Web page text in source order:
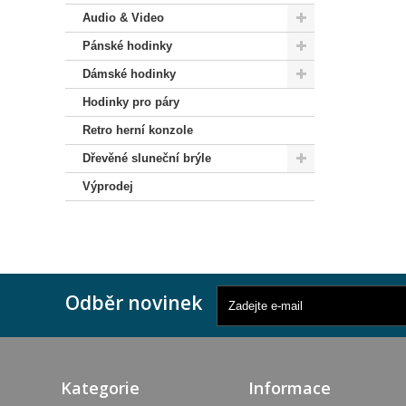
Audio & Video
Pánské hodinky
Dámské hodinky
Hodinky pro páry
Retro herní konzole
Dřevěné sluneční brýle
Výprodej
Odběr novinek
Kategorie Informace